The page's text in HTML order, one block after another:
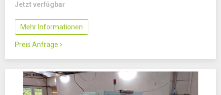
Jetzt verfügbar
Mehr Informationen
Preis Anfrage